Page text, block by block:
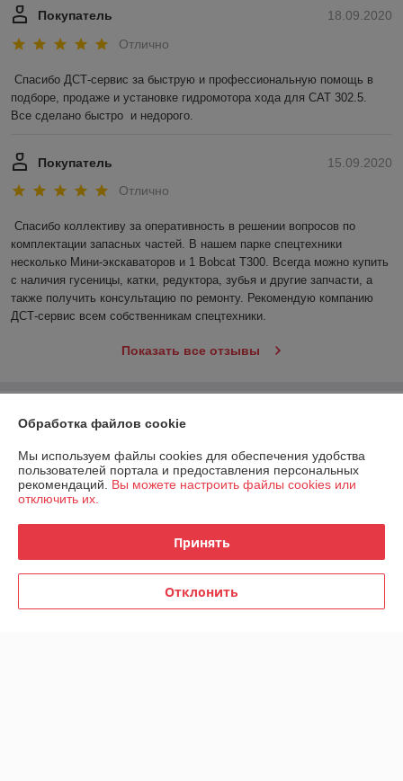
18.09.2020
Покупатель
Отлично
Спасибо ДСТ-сервис за быструю и профессиональную помощь в
подборе, продаже и установке гидромотора хода для САТ 302.5.
Все сделано быстро  и недорого.
15.09.2020
Покупатель
Отлично
Спасибо коллективу за оперативность в решении вопросов по
комплектации запасных частей. В нашем парке спецтехники
несколько Мини-экскаваторов и 1 Bobcat T300. Всегда можно купить
с наличия гусеницы, катки, редуктора, зубья и другие запчасти, а
также получить консультацию по ремонту. Рекомендую компанию
ДСТ-сервис всем собственникам спецтехники.
Показать все отзывы
Контакты
Доставка и оплата
Обработка файлов cookie
Мы используем файлы cookies для обеспечения удобства
пользователей портала и предоставления персональных
рекомендаций. Вы можете настроить файлы cookies или
отключить их.
Принять
Отклонить